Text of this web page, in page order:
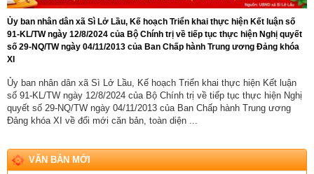
Ủy ban nhân dân xã Sì Lở Lầu, Kế hoạch Triển khai thực hiện Kết luận số
91-KL/TW ngày 12/8/2024 của Bộ Chính trị về tiếp tục thực hiện Nghị quyết
số 29-NQ/TW ngày 04/11/2013 của Ban Chấp hành Trung ương Đảng khóa
XI
Ủy ban nhân dân xã Sì Lở Lầu, Kế hoạch Triển khai thực hiện Kết luận
số 91-KL/TW ngày 12/8/2024 của Bộ Chính trị về tiếp tục thực hiện Nghị
quyết số 29-NQ/TW ngày 04/11/2013 của Ban Chấp hành Trung ương
Đảng khóa XI về đổi mới căn bản, toàn diện ...
VĂN BẢN MỚI
Tên:(V/v triển khai thực hiện Nghị định số 301/2026/NĐ-CP
ngày 30/7/2026 của Chính phủ)
Ngày ban hành: (07/08/2026) - Ngày hiệu lực: (05/08/2026)
phương án sơ tán khi cần thiết.)
Ngày ban hành: (07/08/2026) -Ngày hiệu lực: (06/08/2026)
Số:Số: 1851/UBND-VHXH
dữ liệu, nền tảng số được giao quản lý, vận hành trên địa bàn
xã Sì Lở Lầu)